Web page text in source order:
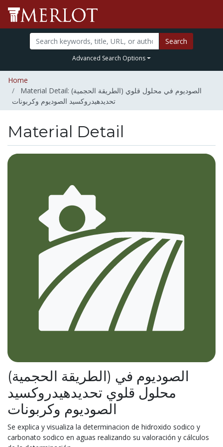
Search
Advanced Search Options
Home
Material Detail: (الطريقة الحجمية) الصوديوم في محلول قلوي
تحديدهيدروكسيد الصوديوم وكربونات
Material Detail
(الطريقة الحجمية) الصوديوم في
محلول قلوي تحديدهيدروكسيد
الصوديوم وكربونات
Se explica y visualiza la determinacion de hidroxido sodico y
carbonato sodico en aguas realizando su valoración y cálculos